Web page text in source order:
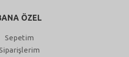
ÖZEL
Sepetim